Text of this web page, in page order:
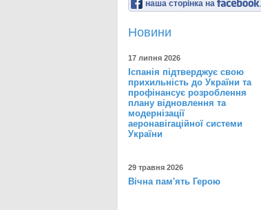
наша сторінка на
Новини
17 липня 2026
Іспанія підтверджує свою
прихильність до України та
профінансує розроблення
плану відновлення та
модернізації
аеронавігаційної системи
України
29 травня 2026
Вічна пам'ять Герою